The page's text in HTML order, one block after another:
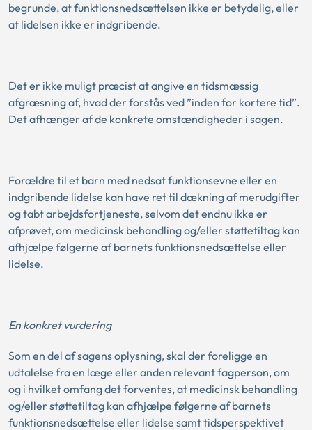
begrunde, at funktionsnedsættelsen ikke er betydelig, eller
at lidelsen ikke er indgribende.
Det er ikke muligt præcist at angive en tidsmæssig
afgræsning af, hvad der forstås ved ”inden for kortere tid”.
Det afhænger af de konkrete omstændigheder i sagen.
Forældre til et barn med nedsat funktionsevne eller en
indgribende lidelse kan have ret til dækning af merudgifter
og tabt arbejdsfortjeneste, selvom det endnu ikke er
afprøvet, om medicinsk behandling og/eller støttetiltag kan
afhjælpe følgerne af barnets funktionsnedsættelse eller
lidelse.
En konkret vurdering
Som en del af sagens oplysning, skal der foreligge en
udtalelse fra en læge eller anden relevant fagperson, om
og i hvilket omfang det forventes, at medicinsk behandling
og/eller støttetiltag kan afhjælpe følgerne af barnets
funktionsnedsættelse eller lidelse samt tidsperspektivet